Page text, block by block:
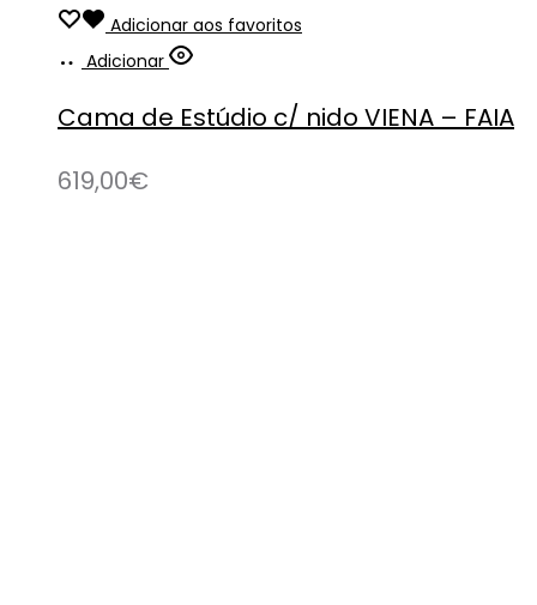
Adicionar aos favoritos
Adicionar
Cama de Estúdio c/ nido VIENA – FAIA
619,00€